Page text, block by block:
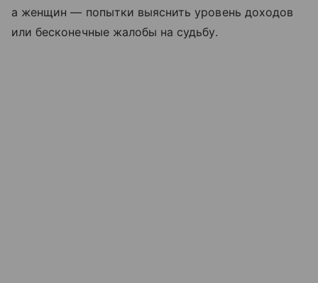
а женщин — попытки выяснить уровень доходов
или бесконечные жалобы на судьбу.